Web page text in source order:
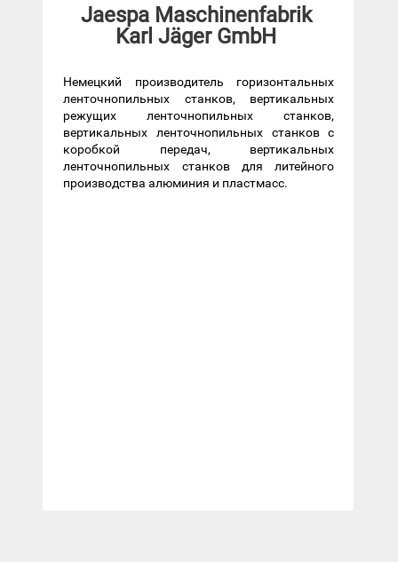
Jaespa Maschinenfabrik
Karl Jäger GmbH
Немецкий производитель горизонтальных
ленточнопильных станков, вертикальных
режущих ленточнопильных станков,
вертикальных ленточнопильных станков с
коробкой передач, вертикальных
ленточнопильных станков для литейного
производства алюминия и пластмасс.